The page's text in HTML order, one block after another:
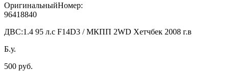
ОригинальныйНомер:
96418840
ДВС:1.4 95 л.с F14D3 / МКПП 2WD Хетчбек 2008 г.в
Б.у.
500 руб.